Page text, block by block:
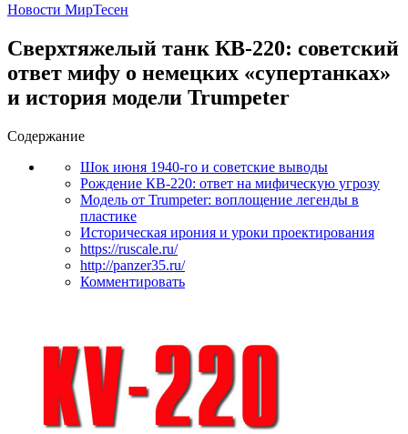
Новости МирТесен
Сверхтяжелый танк КВ-220: советский
ответ мифу о немецких «супертанках»
и история модели Trumpeter
Содержание
Шок июня 1940-го и советские выводы
Рождение КВ-220: ответ на мифическую угрозу
Модель от Trumpeter: воплощение легенды в
пластике
Историческая ирония и уроки проектирования
https://ruscale.ru/
http://panzer35.ru/
Комментировать